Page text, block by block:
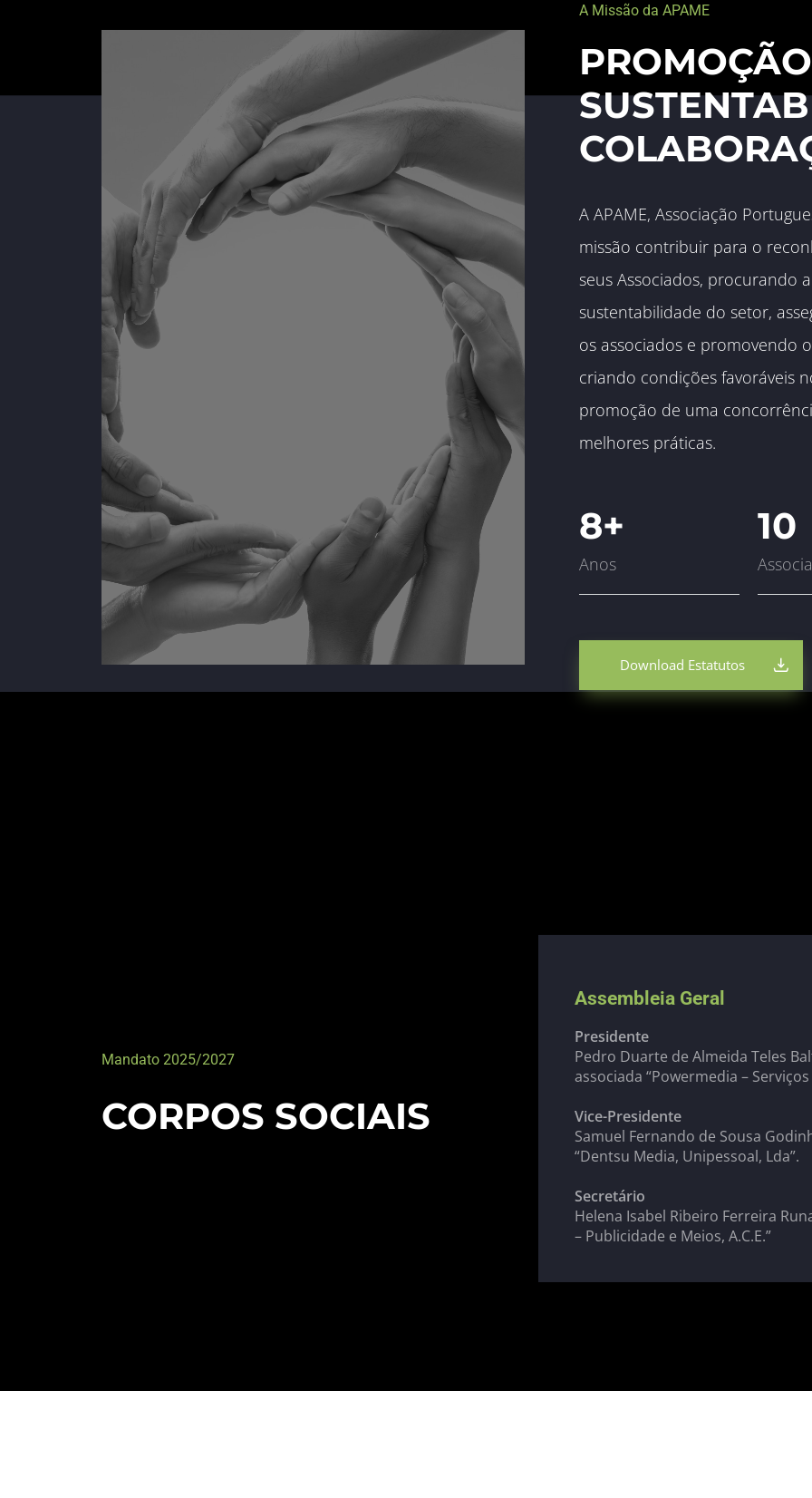
A Missão da APAME
A APAME, Associação
missão contribuir para o
seus Associados, procurando
sustentabilidade do setor,
os associados e promovendo
criando condições favoráveis
promoção de uma
melhores práticas.
8+
Anos
10
Download Estatutos
Mandato 2025/2027
CORPOS SOCIAIS
Assembleia Geral
Presidente
Pedro Duarte de Almeida Teles
associada “Powermedia –
Vice-Presidente
Samuel Fernando de Sousa
“Dentsu Media, Unipessoal, Lda”.
Secretário
Helena Isabel Ribeiro Ferreira
– Publicidade e Meios, A.C.E.”